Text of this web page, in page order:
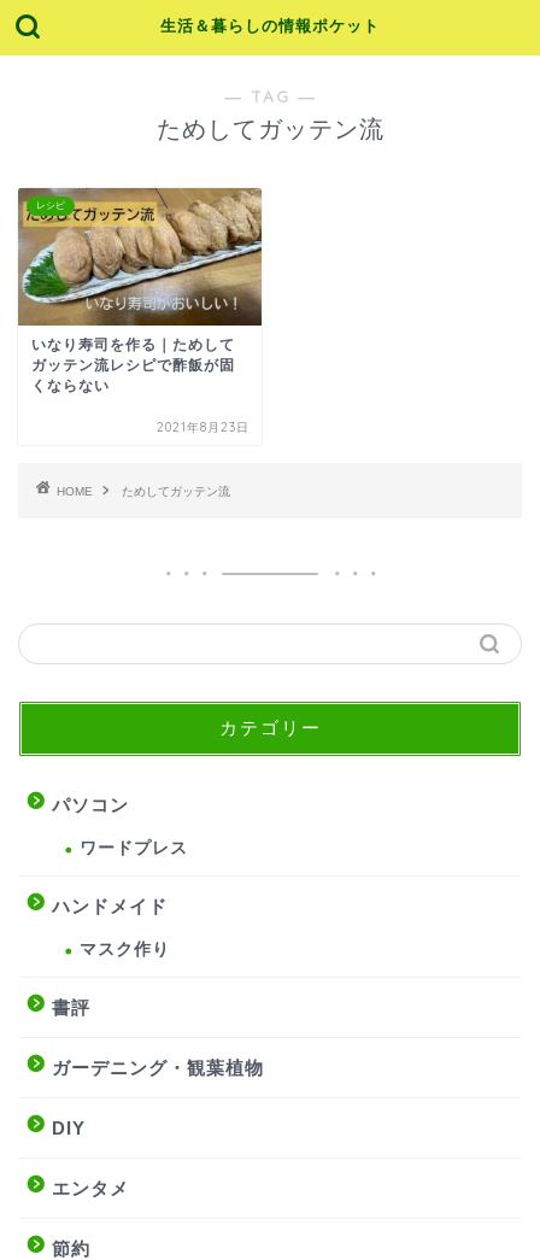
生活＆暮らしの情報ポケット
― TAG ―
ためしてガッテン流
レシピ
いなり寿司を作る｜ためして
ガッテン流レシピで酢飯が固
くならない
2021年8月23日
HOME ためしてガッテン流
カテゴリー
パソコン
ワードプレス
ハンドメイド
マスク作り
書評
ガーデニング・観葉植物
DIY
エンタメ
節約